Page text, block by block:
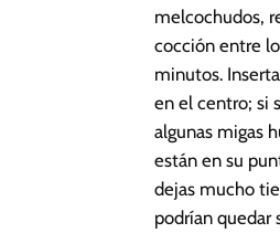
melcochudos,
cocción entre
minutos.
en el centro; si
algunas migas
están en su
dejas mucho
podrían quedar